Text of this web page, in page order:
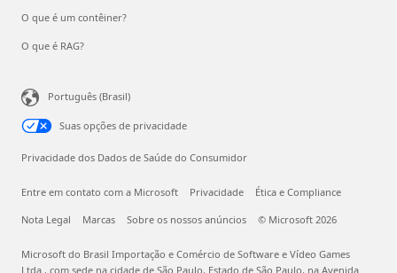
O que é um contêiner?
O que é RAG?
Português (Brasil)
Suas opções de privacidade
Privacidade dos Dados de Saúde do Consumidor
Entre em contato com a Microsoft Privacidade Ética e Compliance
Nota Legal Marcas Sobre os nossos anúncios © Microsoft 2026
Microsoft do Brasil Importação e Comércio de Software e Vídeo Games
Ltda., com sede na cidade de São Paulo, Estado de São Paulo, na Avenida